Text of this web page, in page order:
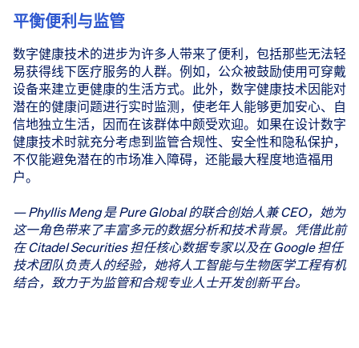
平衡便利与监管
数字健康技术的进步为许多人带来了便利，包括那些无法轻
易获得线下医疗服务的人群。例如，公众被鼓励使用可穿戴
设备来建立更健康的生活方式。此外，数字健康技术因能对
潜在的健康问题进行实时监测，使老年人能够更加安心、自
信地独立生活，因而在该群体中颇受欢迎。如果在设计数字
健康技术时就充分考虑到监管合规性、安全性和隐私保护，
不仅能避免潜在的市场准入障碍，还能最大程度地造福用
户。
— Phyllis Meng 是 Pure Global 的联合创始人兼 CEO，她为
这一角色带来了丰富多元的数据分析和技术背景。凭借此前
在 Citadel Securities 担任核心数据专家以及在 Google 担任
技术团队负责人的经验，她将人工智能与生物医学工程有机
结合，致力于为监管和合规专业人士开发创新平台。